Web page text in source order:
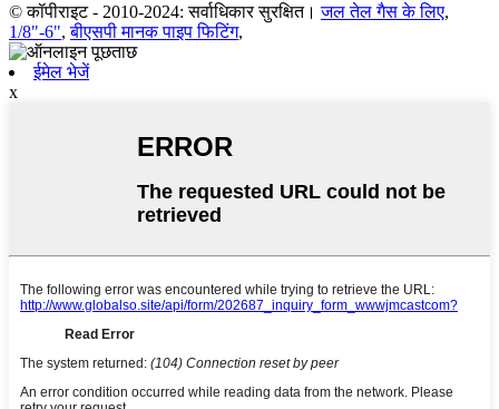
© कॉपीराइट - 2010-2024: सर्वाधिकार सुरक्षित। जल तेल गैस के लिए,
1/8"-6",बीएसपी मानक पाइप फिटिंग,
ईमेल भेजें
x